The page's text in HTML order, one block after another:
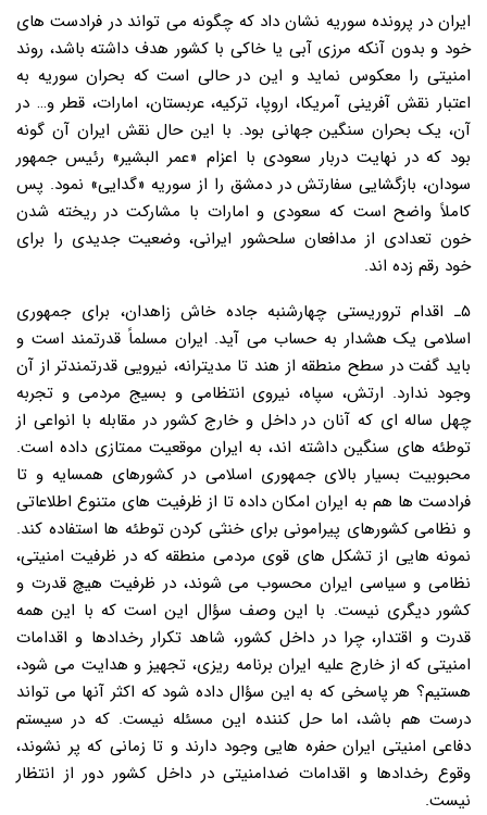
ایران در پرونده سوریه نشان داد که چگونه می تواند در فرادست های
خود و بدون آنکه مرزی آبی یا خاکی با کشور هدف داشته باشد، روند
امنیتی را معکوس نماید و این در حالی است که بحران سوریه به
اعتبار نقش آفرینی آمریکا، اروپا، ترکیه، عربستان، امارات، قطر و… در
آن، یک بحران سنگین جهانی بود. با این حال نقش ایران آن گونه
بود که در نهایت دربار سعودی با اعزام «عمر البشیر» رئیس جمهور
سودان، بازگشایی سفارتش در دمشق را از سوریه «گدایی» نمود. پس
کاملاً واضح است که سعودی و امارات با مشارکت در ریخته شدن
خون تعدادی از مدافعان سلحشور ایرانی، وضعیت جدیدی را برای
خود رقم زده اند.
۵ـ اقدام تروریستی چهارشنبه جاده خاش زاهدان، برای جمهوری
اسلامی یک هشدار به حساب می آید. ایران مسلماً قدرتمند است و
باید گفت در سطح منطقه از هند تا مدیترانه، نیرویی قدرتمندتر از آن
وجود ندارد. ارتش، سپاه، نیروی انتظامی و بسیج مردمی و تجربه
چهل ساله ای که آنان در داخل و خارج کشور در مقابله با انواعی از
توطئه های سنگین داشته اند، به ایران موقعیت ممتازی داده است.
محبوبیت بسیار بالای جمهوری اسلامی در کشورهای همسایه و تا
فرادست ها هم به ایران امکان داده تا از ظرفیت های متنوع اطلاعاتی
و نظامی کشورهای پیرامونی برای خنثی کردن توطئه ها استفاده کند.
نمونه هایی از تشکل های قوی مردمی منطقه که در ظرفیت امنیتی،
نظامی و سیاسی ایران محسوب می شوند، در ظرفیت هیچ قدرت و
کشور دیگری نیست. با این وصف سؤال این است که با این همه
قدرت و اقتدار، چرا در داخل کشور، شاهد تکرار رخدادها و اقدامات
امنیتی که از خارج علیه ایران برنامه ریزی، تجهیز و هدایت می شود،
هستیم؟ هر پاسخی که به این سؤال داده شود که اکثر آنها می تواند
درست هم باشد، اما حل کننده این مسئله نیست. که در سیستم
دفاعی امنیتی ایران حفره هایی وجود دارند و تا زمانی که پر نشوند،
وقوع رخدادها و اقدامات ضدامنیتی در داخل کشور دور از انتظار
نیست.